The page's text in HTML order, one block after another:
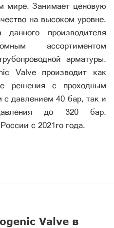
мире. Занимает ценовую
на высоком уровне.
производителя
ассортиментом
арматуры.
Valve производит как
решения с проходным
давлением 40 бар, так и
до 320 бар.
с 2021го года.
Valve в